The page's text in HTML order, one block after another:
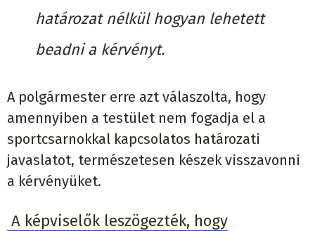
határozat nélkül hogyan lehetett
beadni a kérvényt.
A polgármester erre azt válaszolta, hogy
amennyiben a testület nem fogadja el a
sportcsarnokkal kapcsolatos határozati
javaslatot, természetesen készek visszavonni
a kérvényüket.
A képviselők leszögezték, hogy